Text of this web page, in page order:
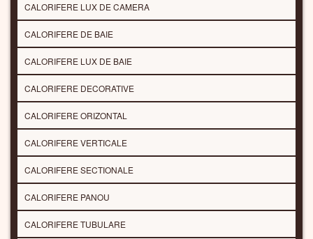
CALORIFERE LUX DE CAMERA
CALORIFERE DE BAIE
CALORIFERE LUX DE BAIE
CALORIFERE DECORATIVE
CALORIFERE ORIZONTAL
CALORIFERE VERTICALE
CALORIFERE SECTIONALE
CALORIFERE PANOU
CALORIFERE TUBULARE